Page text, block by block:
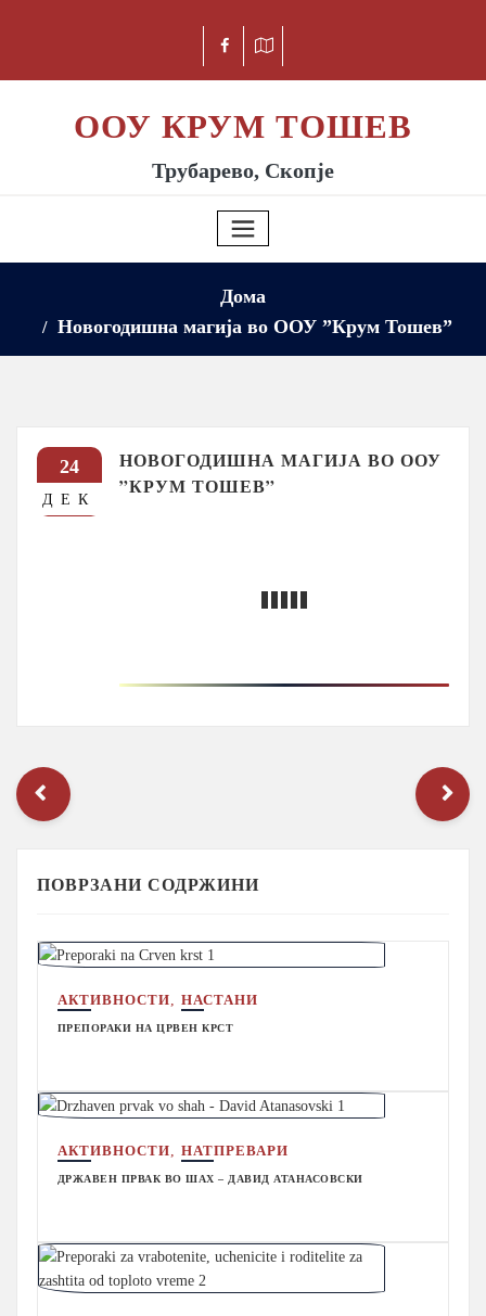
ООУ КРУМ ТОШЕВ
Трубарево, Скопје
Дома
Новогодишна магија во ООУ ”Крум Тошев”
24
ДЕК
НОВОГОДИШНА МАГИЈА ВО ООУ
”КРУМ ТОШЕВ”
ПОВРЗАНИ СОДРЖИНИ
АКТИВНОСТИ НАСТАНИ
ПРЕПОРАКИ НА ЦРВЕН КРСТ
АКТИВНОСТИ НАТПРЕВАРИ
ДРЖАВЕН ПРВАК ВО ШАХ – ДАВИД АТАНАСОВСКИ